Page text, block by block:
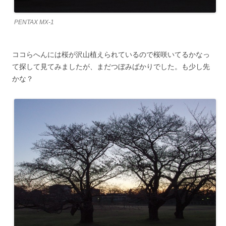
PENTAX MX-1
ココらへんには桜が沢山植えられているので桜咲いてるかなっ
て探して見てみましたが、まだつぼみばかりでした。も少し先
かな？